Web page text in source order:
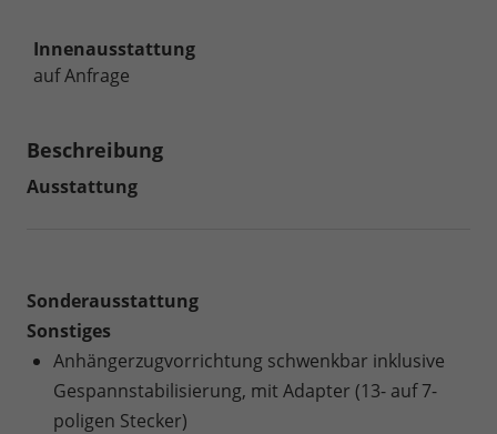
Innenausstattung
auf Anfrage
Beschreibung
Ausstattung
Sonderausstattung
Sonstiges
Anhängerzugvorrichtung schwenkbar inklusive
Gespannstabilisierung, mit Adapter (13- auf 7-
poligen Stecker)